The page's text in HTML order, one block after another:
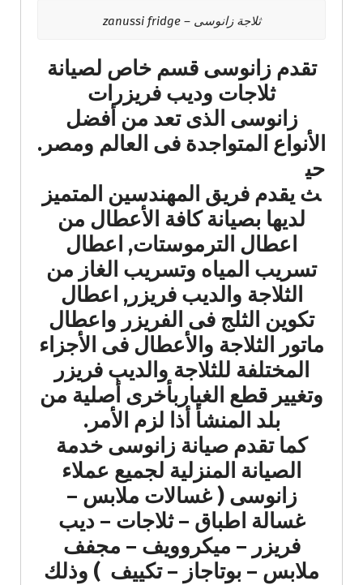
ثلاجة زانوسى – zanussi fridge
تقدم زانوسى قسم خاص لصيانة
ثلاجات وديب فريزرات
زانوسى الذى تعد من أفضل
الأنواع المتواجدة فى العالم ومصر.
حي
ث يقدم فريق المهندسين المتميز
لديها بصيانة كافة الأعطال من
اعطال الترموستات, اعطال
تسريب المياه وتسريب الغاز من
الثلاجة والديب فريزر, اعطال
تكوين الثلج فى الفريزر واعطال
ماتور الثلاجة والأعطال فى الأجزاء
المختلفة للثلاجة والديب فريزر
وتغيير قطع الغياربأخرى أصلية من
بلد المنشأ أذا لزم الأمر.
كما تقدم صيانة زانوسى خدمة
الصيانة المنزلية لجميع عملاء
زانوسى ( غسالات ملابس –
غسالة اطباق – ثلاجات – ديب
فريزر – ميكروويف – مجفف
ملابس – بوتاجاز – تكييف ) وذلك